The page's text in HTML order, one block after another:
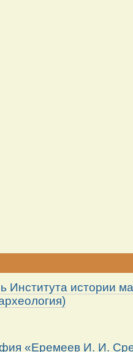
Института истории
«Еремеев И. И.